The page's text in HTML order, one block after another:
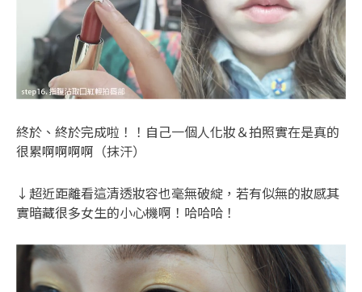
終於、終於完成啦！！自己一個人化妝＆拍照實在是真的
很累啊啊啊啊（抹汗）
↓超近距離看這清透妝容也毫無破綻，若有似無的妝感其
實暗藏很多女生的小心機啊！哈哈哈！